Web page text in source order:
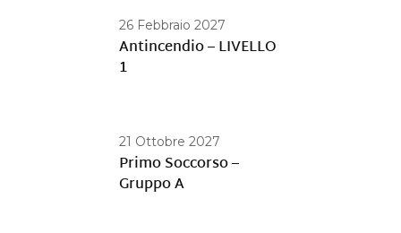
26 Febbraio 2027
Antincendio – LIVELLO
1
21 Ottobre 2027
Primo Soccorso –
Gruppo A